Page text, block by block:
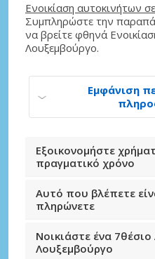
Ενοικίαση αυτοκινήτων
Συμπληρώστε την
να βρείτε φθηνά
Λουξεμβούργο.
Εμφάνιση
Εξοικονομήστε
πραγματικό χρόνο
Αυτό που βλέπετε
πληρώνετε
Νοικιάστε ένα
Λουξεμβούργο